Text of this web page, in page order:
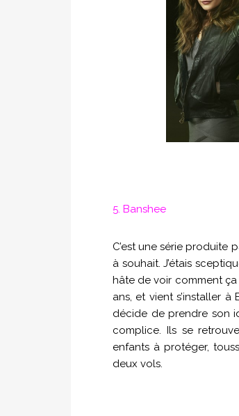
5. Banshee
C’est une série produite
à souhait. J’étais
hâte de voir comment ça
ans, et vient s’installer
décide de prendre son
complice. Ils se
enfants à protéger,
deux vols.